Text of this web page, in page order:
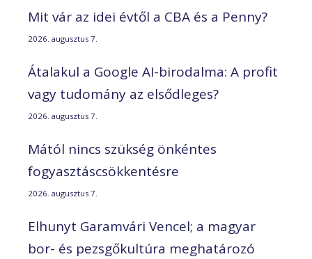
Mit vár az idei évtől a CBA és a Penny?
2026. augusztus 7.
Átalakul a Google AI-birodalma: A profit
vagy tudomány az elsődleges?
2026. augusztus 7.
Mától nincs szükség önkéntes
fogyasztáscsökkentésre
2026. augusztus 7.
Elhunyt Garamvári Vencel; a magyar
bor- és pezsgőkultúra meghatározó